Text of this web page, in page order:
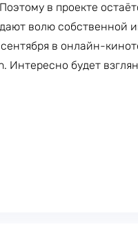
в проекте
волю собственной
в онлайн-
будет